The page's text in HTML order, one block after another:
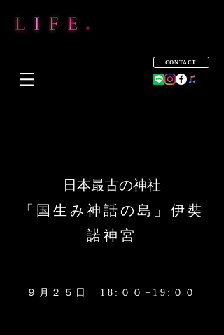
CONTACT
日本最古の神社
「国生み神話の島」伊奘
諾神宮
９月２５日 18:００−19:００